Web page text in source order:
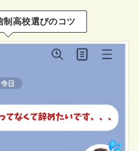
制高校選びのコツ